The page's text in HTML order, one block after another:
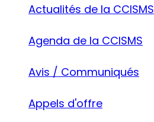
Actualités de la CCISMS
Agenda de la CCISMS
Avis / Communiqués
Appels d'offre